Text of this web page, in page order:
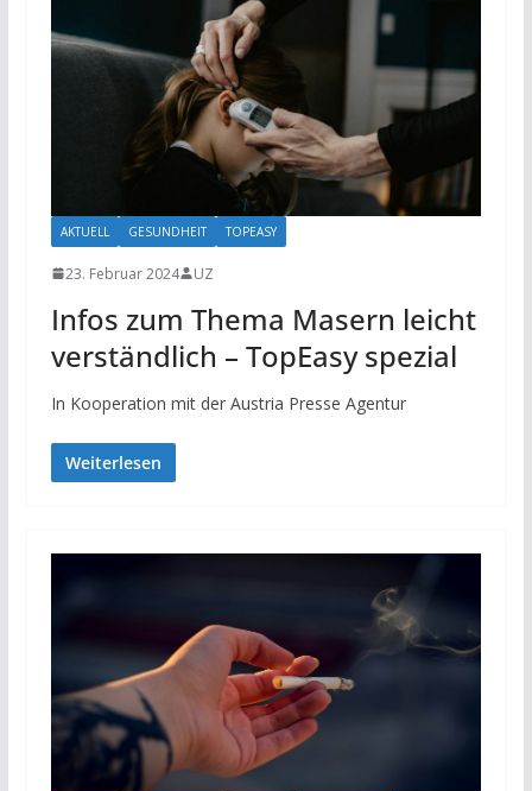
AKTUELL GESUNDHEIT TOPEASY
23. Februar 2024 UZ
Infos zum Thema Masern leicht
verständlich – TopEasy spezial
In Kooperation mit der Austria Presse Agentur
Weiterlesen